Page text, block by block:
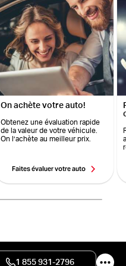
On achète votre auto!
Obtenez une évaluation rapide
de la valeur de votre véhicule.
On l’achète au meilleur prix.
Faites évaluer votre auto
1 855 931-2796